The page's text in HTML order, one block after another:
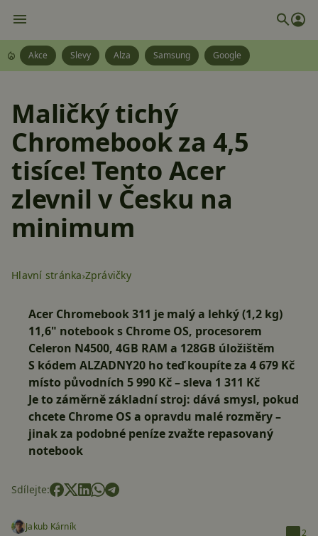
Akce Slevy Alza Samsung Google
Maličký tichý
Chromebook za 4,5
tisíce! Tento Acer
zlevnil v Česku na
minimum
Hlavní stránka Zprávičky
Acer Chromebook 311 je malý a lehký (1,2 kg)
11,6" notebook s Chrome OS, procesorem
Celeron N4500, 4GB RAM a 128GB úložištěm
S kódem ALZADNY20 ho teď koupíte za 4 679 Kč
místo původních 5 990 Kč – sleva 1 311 Kč
Je to záměrně základní stroj: dává smysl, pokud
chcete Chrome OS a opravdu malé rozměry –
jinak za podobné peníze zvažte repasovaný
notebook
Sdílejte:
Jakub Kárník
2